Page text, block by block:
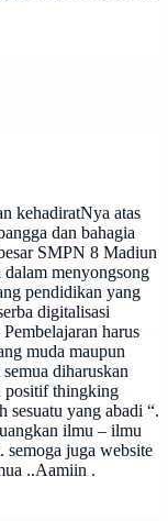
kehadiratNya atas
dan bahagia
SMPN 8 Madiun
menyongsong
pendidikan yang
digitalisasi
harus
muda maupun
diharuskan
positif thingking
sesuatu yang abadi “.
ilmu – ilmu
juga website
..Aamiin .